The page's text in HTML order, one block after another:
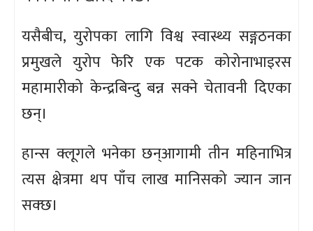
यसैबीच, युरोपका लागि विश्व स्वास्थ्य सङ्गठनका
प्रमुखले युरोप फेरि एक पटक कोरोनाभाइरस
महामारीको केन्द्रबिन्दु बन्न सक्ने चेतावनी दिएका
छन्।
हान्स क्लूगले भनेका छन्आगामी तीन महिनाभित्र
त्यस क्षेत्रमा थप पाँच लाख मानिसको ज्यान जान
सक्छ।